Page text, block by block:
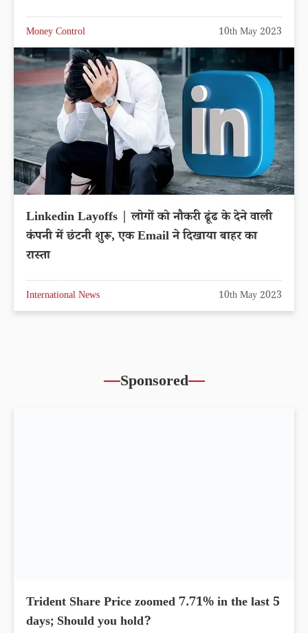
Money Control 10th May 2023
Linkedin Layoffs | लोगों को नौकरी ढूंढ के देने वाली
कंपनी में छंटनी शुरू, एक Email ने दिखाया बाहर का
रास्ता
International News 10th May 2023
Sponsored
Trident Share Price zoomed 7.71% in the last 5
days; Should you hold?